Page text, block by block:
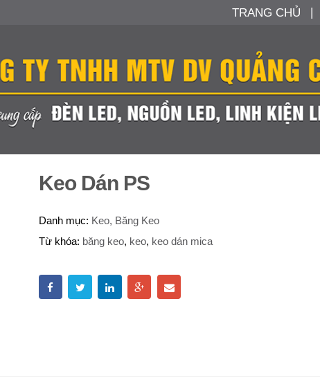
TRANG CHỦ
Keo Dán PS
Danh mục: Keo, Băng Keo
Từ khóa: băng keo, keo, keo dán mica